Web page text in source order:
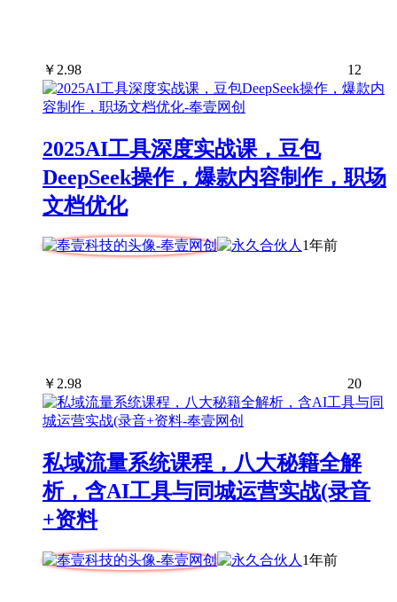
￥ 2.98 12
2025AI工具深度实战课，豆包
DeepSeek操作，爆款内容制作，职场
文档优化
1年前
￥2.98 20
私域流量系统课程，八大秘籍全解
析，含AI工具与同城运营实战(录音
+资料
1年前